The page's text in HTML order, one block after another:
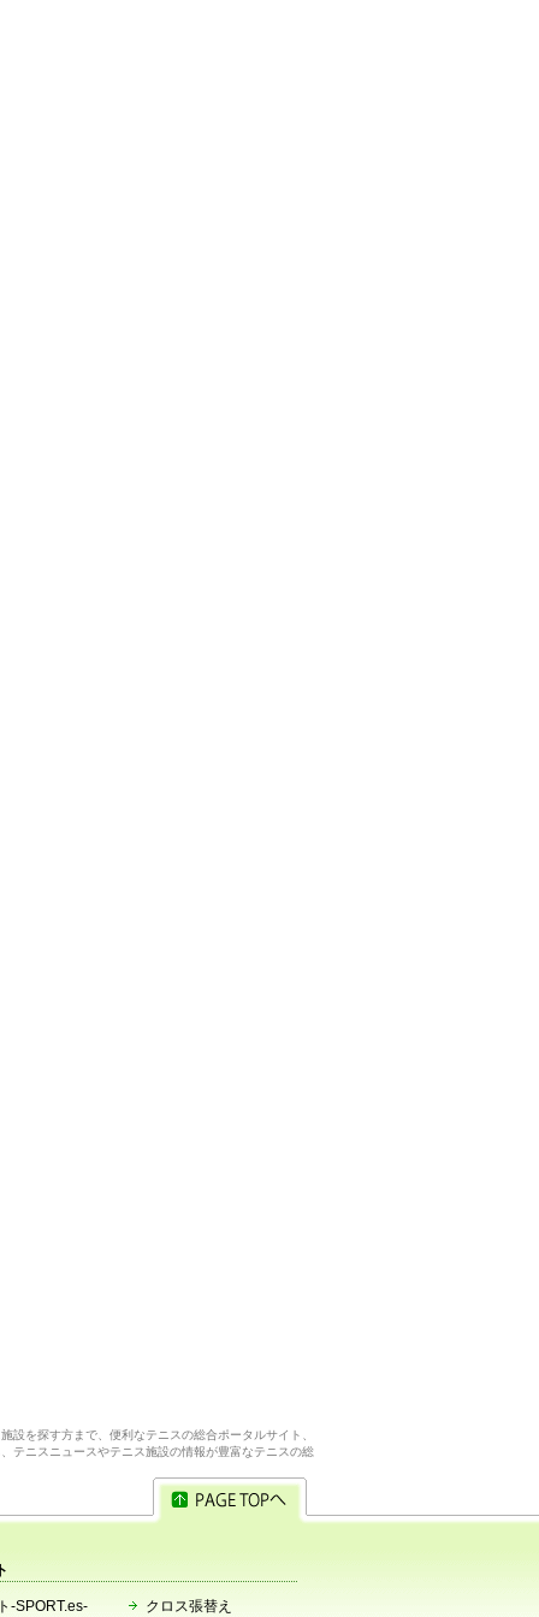
設を探す方まで、便利なテニスの総合ポータルサイト、
テニスニュースやテニス施設の情報が豊富なテニスの総
-SPORT.es- クロス張替え